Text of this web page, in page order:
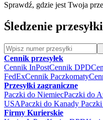
Sprawdź, gdzie jest Twoja
Śledzenie przesyłki
Cennik przesyłek
Cennik InPostCennik DPD
FedExCennik Paczkomaty
Przesyłki zagraniczne
Paczki do NiemiecPaczki do
USAPaczki do Kanady
Firmy Kurierskie